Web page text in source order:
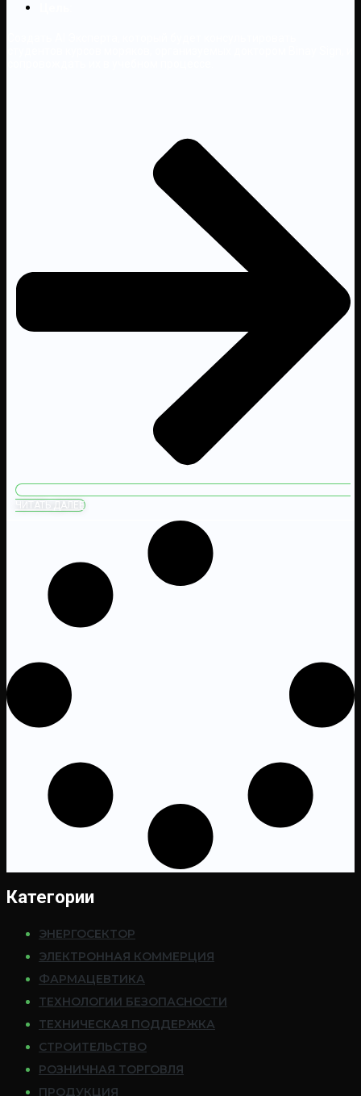
ЧИТАТЬ ДАЛЕЕ
Категории
ЭНЕРГОСЕКТОР
ЭЛЕКТРОННАЯ КОММЕРЦИЯ
ФАРМАЦЕВТИКА
ТЕХНОЛОГИИ БЕЗОПАСНОСТИ
ТЕХНИЧЕСКАЯ ПОДДЕРЖКА
СТРОИТЕЛЬСТВО
РОЗНИЧНАЯ ТОРГОВЛЯ
ПРОДУКЦИЯ